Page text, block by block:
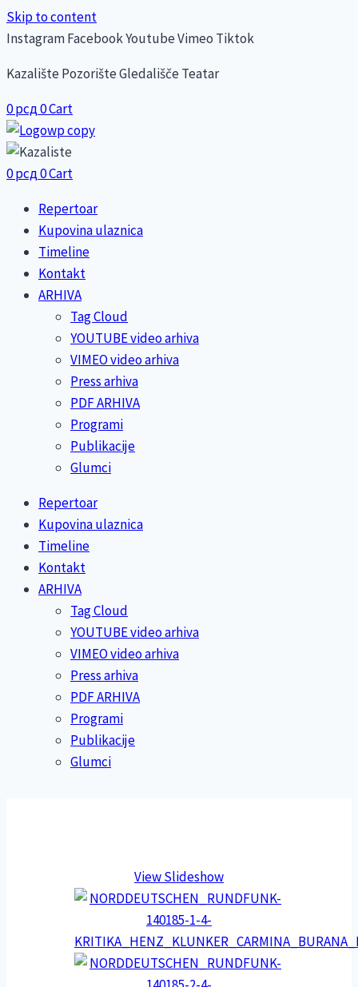
Skip to content
InstagramFacebookYoutubeVimeo Tiktok
Kazalište Pozorište Gledališče Teatar
0рсд0Cart
0рсд0Cart
Repertoar
Kupovina ulaznica
Timeline
Kontakt
ARHIVA
Tag Cloud
YOUTUBE video arhiva
VIMEO video arhiva
Press arhiva
PDF ARHIVA
Programi
Publikacije
Glumci
Repertoar
Kupovina ulaznica
Timeline
Kontakt
ARHIVA
Tag Cloud
YOUTUBE video arhiva
VIMEO video arhiva
Press arhiva
PDF ARHIVA
Programi
Publikacije
Glumci
View Slideshow